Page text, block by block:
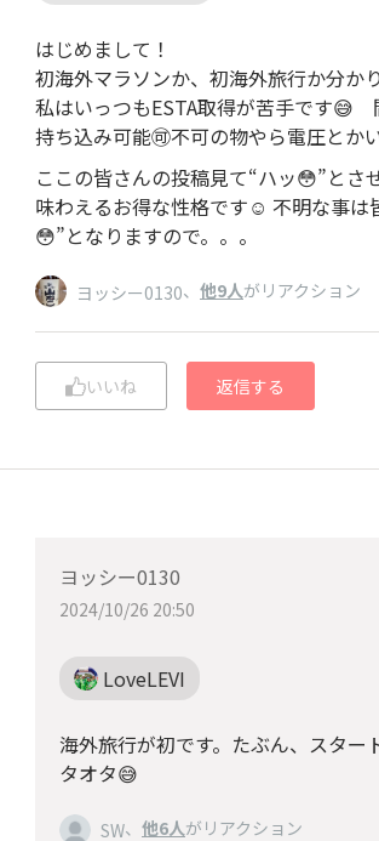
はじめまして！
初海外マラソンか、初海外旅行か分か
私はいっつもESTA取得が苦手です😅
持ち込み可能🉑不可の物やら電圧とか
ここの皆さんの投稿見て“ハッ😳”と
味わえるお得な性格です☺️ 不明な事は
😳”となりますので。。。
ヨッシー0130、 他9人がリアクション
いいね 返信する
ヨッシー0130
2024/10/26 20:50
LoveLEVI
海外旅行が初です。たぶん、スタ
タオタ😅
SW、 他6人がリアクション